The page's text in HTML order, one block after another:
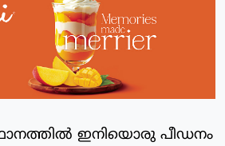
ഇനിയൊരു പീഡനം